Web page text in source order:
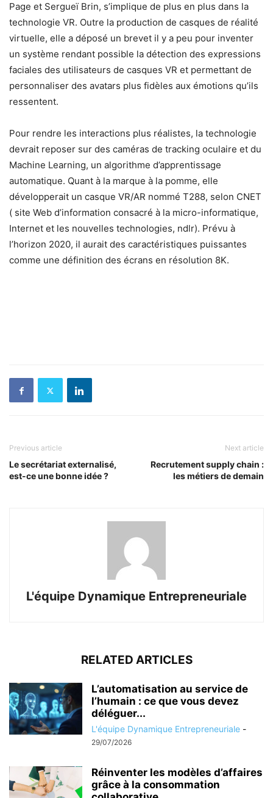
Page et Sergueï Brin, s’implique de plus en plus dans la
technologie VR. Outre la production de casques de réalité
virtuelle, elle a déposé un brevet il y a peu pour inventer
un système rendant possible la détection des expressions
faciales des utilisateurs de casques VR et permettant de
personnaliser des avatars plus fidèles aux émotions qu’ils
ressentent.
Pour rendre les interactions plus réalistes, la technologie
devrait reposer sur des caméras de tracking oculaire et du
Machine Learning, un algorithme d’apprentissage
automatique. Quant à la marque à la pomme, elle
développerait un casque VR/AR nommé T288, selon CNET
( site Web d’information consacré à la micro-informatique,
Internet et les nouvelles technologies, ndlr). Prévu à
l’horizon 2020, il aurait des caractéristiques puissantes
comme une définition des écrans en résolution 8K.
Previous article
Le secrétariat externalisé,
est-ce une bonne idée ?
Next article
Recrutement supply chain :
les métiers de demain
L'équipe Dynamique Entrepreneuriale
RELATED ARTICLES
L’automatisation au service de
l’humain : ce que vous devez
déléguer...
L'équipe Dynamique Entrepreneuriale -
29/07/2026
Réinventer les modèles d’affaires
grâce à la consommation